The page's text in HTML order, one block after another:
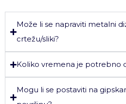
Može li se napraviti metalni
crtežu/sliki?
Koliko vremena je potrebno
Mogu li se postaviti na